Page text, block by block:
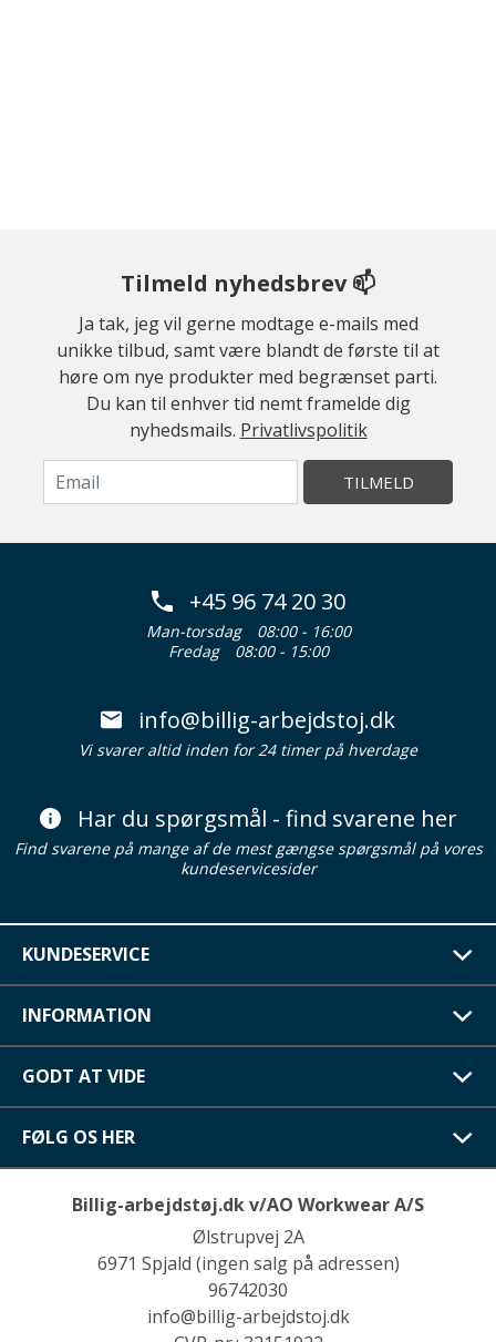
Tilmeld nyhedsbrev 📫
Ja tak, jeg vil gerne modtage e-mails med
unikke tilbud, samt være blandt de første til at
høre om nye produkter med begrænset parti.
Du kan til enhver tid nemt framelde dig
nyhedsmails. Privatlivspolitik
TILMELD
+45 96 74 20 30
Man-torsdag
08:00 - 16:00
Fredag
08:00 - 15:00
info@billig-arbejdstoj.dk
Vi svarer altid inden for 24 timer på hverdage
Har du spørgsmål - find svarene her
Find svarene på mange af de mest gængse spørgsmål på vores
kundeservicesider
KUNDESERVICE
INFORMATION
GODT AT VIDE
FØLG OS HER
Billig-arbejdstøj.dk v/AO Workwear A/S
Ølstrupvej 2A
6971 Spjald (ingen salg på adressen)
96742030
info@billig-arbejdstoj.dk